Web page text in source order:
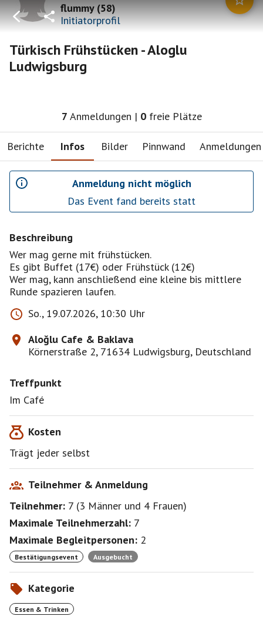
flummy(58)
Initiatorprofil
Türkisch Frühstücken - Aloglu
Ludwigsburg
7 Anmeldungen | 0 freie Plätze
Berichte Infos Bilder Pinnwand Anmeldungen
Anmeldung nicht möglich
Das Event fand bereits statt
Beschreibung
Wer mag gerne mit frühstücken.
Es gibt Buffet (17€) oder Frühstück (12€)
Wer mag, kann anschließend eine kleine bis mittlere
Runde spazieren laufen.
So., 19.07.2026, 10:30 Uhr
Aloğlu Cafe & Baklava
Körnerstraße 2, 71634 Ludwigsburg, Deutschland
Treffpunkt
Im Café
Kosten
Trägt jeder selbst
Teilnehmer & Anmeldung
Teilnehmer: 7 (3 Männer und 4 Frauen)
Maximale Teilnehmerzahl: 7
Maximale Begleitpersonen: 2
Bestätigungsevent Ausgebucht
Kategorie
Essen & Trinken